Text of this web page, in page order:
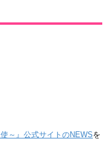
～』公式サイトのNEWSを